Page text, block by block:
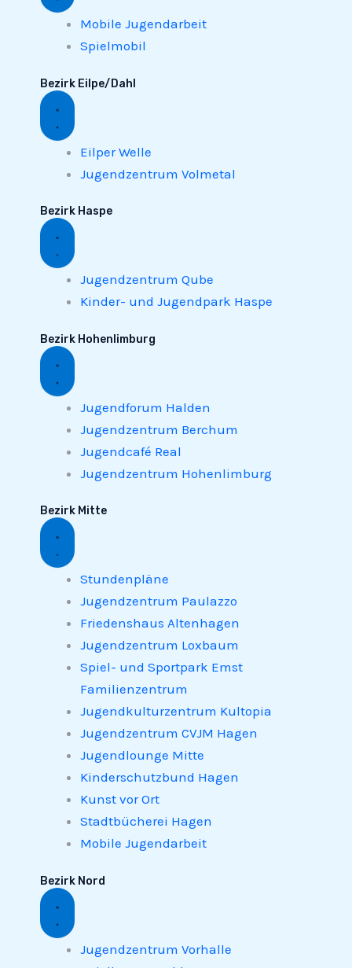
Mobile Jugendarbeit
Spielmobil
Bezirk Eilpe/Dahl
Eilper Welle
Jugendzentrum Volmetal
Bezirk Haspe
Jugendzentrum Qube
Kinder- und Jugendpark Haspe
Bezirk Hohenlimburg
Jugendforum Halden
Jugendzentrum Berchum
Jugendcafé Real
Jugendzentrum Hohenlimburg
Bezirk Mitte
Stundenpläne
Jugendzentrum Paulazzo
Friedenshaus Altenhagen
Jugendzentrum Loxbaum
Spiel- und Sportpark Emst
Familienzentrum
Jugendkulturzentrum Kultopia
Jugendzentrum CVJM Hagen
Jugendlounge Mitte
Kinderschutzbund Hagen
Kunst vor Ort
Stadtbücherei Hagen
Mobile Jugendarbeit
Bezirk Nord
Jugendzentrum Vorhalle